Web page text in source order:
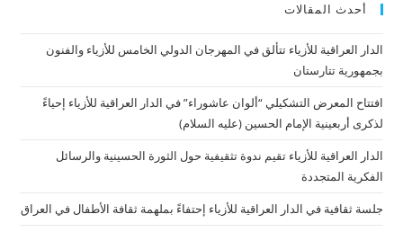
أحدث المقالات
الدار العراقية للأزياء تتألق في المهرجان الدولي الخامس للأزياء والفنون
بجمهورية تتارستان
افتتاح المعرض التشكيلي “ألوان عاشوراء” في الدار العراقية للأزياء إحياءً
لذكرى أربعينية الإمام الحسين (عليه السلام)
الدار العراقية للأزياء تقيم ندوة تثقيفية حول الثورة الحسينية والرسائل
الفكرية المتجددة
جلسة ثقافية في الدار العراقية للأزياء إحتفاءً بملهمة ثقافة الأطفال في العراق